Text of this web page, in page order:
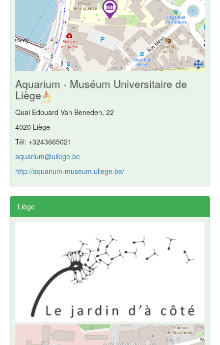
Aquarium - Muséum Universitaire de
Liège
Quai Edouard Van Beneden, 22
4020 Liège
Tél: +3243665021
aquarium@uliege.be
http://aquarium-museum.uliege.be/
Liège